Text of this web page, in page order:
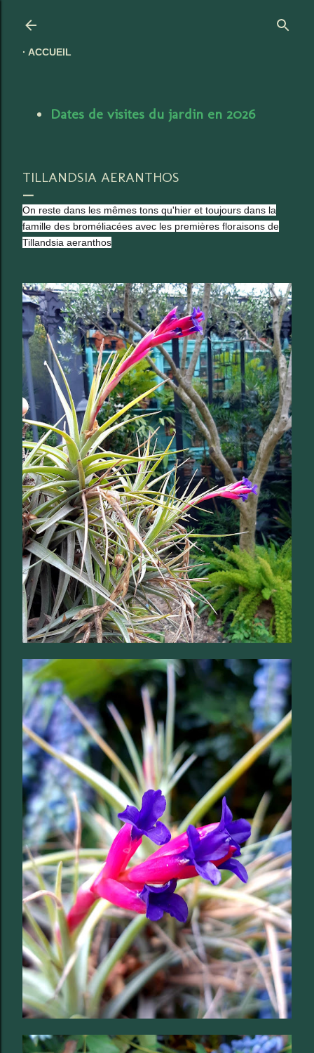
ACCUEIL
Dates de visites du jardin en 2026
TILLANDSIA AERANTHOS
On reste dans les mêmes tons qu'hier et toujours dans la
famille des broméliacées avec les premières floraisons de
Tillandsia aeranthos